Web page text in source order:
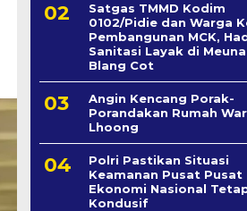
Satgas TMMD Kodim
0102/Pidie dan Warga
Pembangunan MCK,
Sanitasi Layak di
Blang Cot
Angin Kencang Porak-
Porandakan Rumah
Lhoong
Polri Pastikan Situasi
Keamanan Pusat Pusat
Ekonomi Nasional
Kondusif